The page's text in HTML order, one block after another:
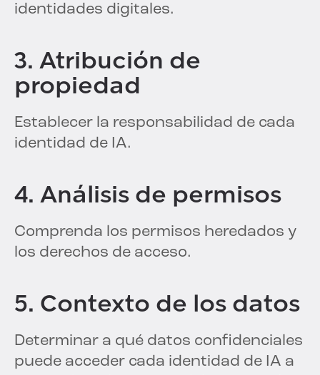
identidades digitales.
3. Atribución de
propiedad
Establecer la responsabilidad de cada
identidad de IA.
4. Análisis de permisos
Comprenda los permisos heredados y
los derechos de acceso.
5. Contexto de los datos
Determinar a qué datos confidenciales
puede acceder cada identidad de IA a